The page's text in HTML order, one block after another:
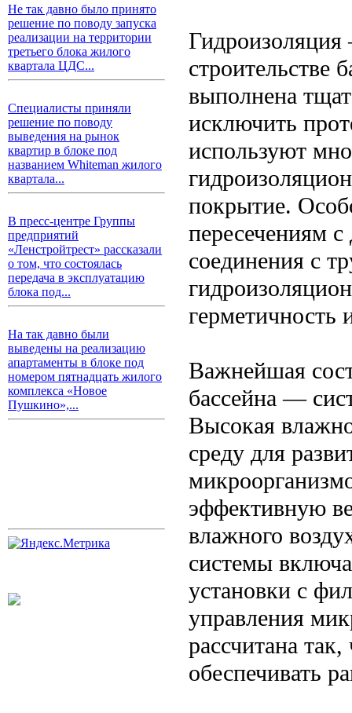
Не так давно было принято
решение по поводу запуска
реализации на территории
третьего блока жилого
квартала ЦДС...
Специалисты приняли
решение по поводу
выведения на рынок
квартир в блоке под
названием Whiteman жилого
квартала...
В пресс-центре Группы
предприятий
«Ленстройтрест» рассказали
о том, что состоялась
передача в эксплуатацию
блока под...
На так давно были
выведены на реализацию
апартаменты в блоке под
номером пятнадцать жилого
комплекса «Новое
Пушкино»,...
строительстве
выполнена
исключить
используют
покрытие.
пересечениям
соединения с
герметичность
Важнейшая
бассейна —
Высокая
среду для
эффективную
влажного
системы
установки с
управления
рассчитана
обеспечивать